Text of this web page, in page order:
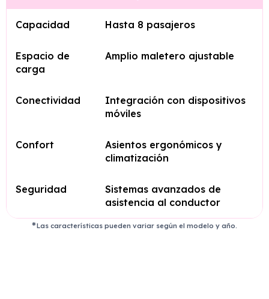
Capacidad Hasta 8 pasajeros
Espacio de
carga
Amplio maletero ajustable
Conectividad
Integración con dispositivos
móviles
Confort
Asientos ergonómicos y
climatización
Seguridad
Sistemas avanzados de
asistencia al conductor
Las características pueden variar según el modelo y año.